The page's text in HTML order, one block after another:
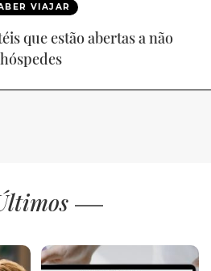
VIAJAR
que estão abertas a não
hóspedes